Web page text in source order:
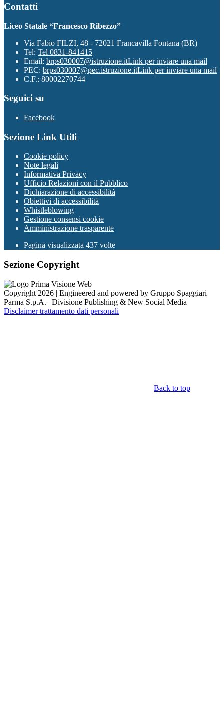
Contatti
Liceo Statale “Francesco Ribezzo”
Via Fabio FILZI, 48 - 72021 Francavilla Fontana (BR)
Tel: Tel 0831-841415
Email: brps030007@istruzione.itLink per inviare una mail
PEC: brps030007@pec.istruzione.itLink per inviare una mail
C.F.: 80002270744
Seguici su
Facebook
Sezione Link Utili
Cookie policy
Note legali
Informativa Privacy
Ufficio Relazioni con il Pubblico
Dichiarazione di accessibilità
Obiettivi di accessibilità
Whistleblowing
Gestione consensi cookie
Amministrazione trasparente
Pagina visualizzata 437 volte
Sezione Copyright
Copyright 2026 | Engineered and powered by Gruppo Spaggiari
Parma S.p.A. | Divisione Publishing & New Social Media
Disclaimer trattamento dati personali
Back to top